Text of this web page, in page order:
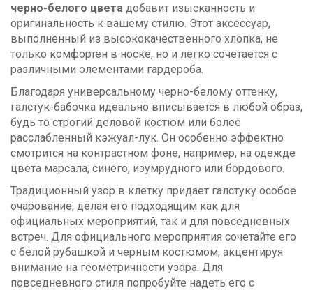
черно-белого цвета добавит изысканность и
оригинальность к вашему стилю. Этот аксессуар,
выполненный из высококачественного хлопка, не
только комфортен в носке, но и легко сочетается с
различными элементами гардероба.
Благодаря универсальному черно-белому оттенку,
галстук-бабочка идеально вписывается в любой образ,
будь то строгий деловой костюм или более
расслабленный кэжуал-лук. Он особенно эффектно
смотрится на контрастном фоне, например, на одежде
цвета марсала, синего, изумрудного или бордового.
Традиционный узор в клетку придает галстуку особое
очарование, делая его подходящим как для
официальных мероприятий, так и для повседневных
встреч. Для официального мероприятия сочетайте его
с белой рубашкой и черным костюмом, акцентируя
внимание на геометричности узора. Для
повседневного стиля попробуйте надеть его с